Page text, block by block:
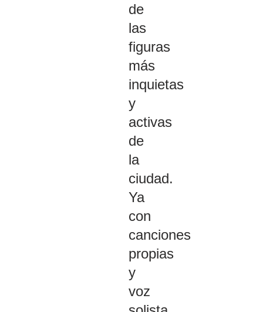
de
las
figuras
más
inquietas
y
activas
de
la
ciudad.
Ya
con
canciones
propias
y
voz